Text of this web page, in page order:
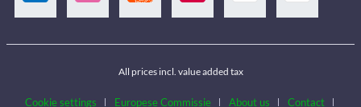
All prices incl. value added tax
Cookie settings Europese Commissie About us Contact